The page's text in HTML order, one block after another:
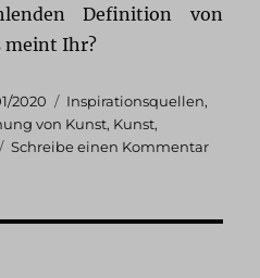
Definition von
meint Ihr?
2020 Kategorien
Inspirationsquellen,
von Kunst, Kunst,
Schreibe einen Kommentarzu